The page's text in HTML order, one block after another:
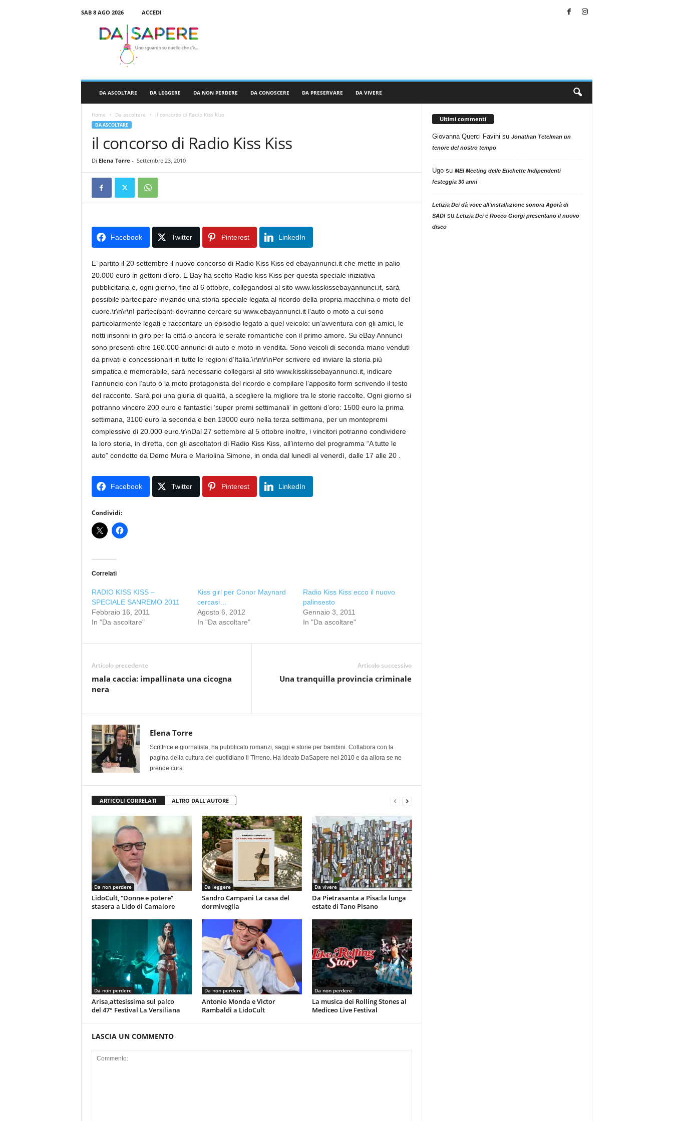
SAB 8 AGO 2026
ACCEDI
DA ASCOLTARE DA LEGGERE DA NON PERDERE DA CONOSCERE DA PRESERVARE DA VIVERE
Home Da ascoltare il concorso di Radio Kiss Kiss
DA ASCOLTARE
il concorso di Radio Kiss Kiss
Di Elena Torre - Settembre 23, 2010
Facebook Twitter Pinterest LinkedIn
E’ partito il 20 settembre il nuovo concorso di Radio Kiss Kiss ed ebayannunci.it che mette in palio
20.000 euro in gettoni d’oro. E Bay ha scelto Radio kiss Kiss per questa speciale iniziativa
pubblicitaria e, ogni giorno, fino al 6 ottobre, collegandosi al sito www.kisskissebayannunci.it, sarà
possibile partecipare inviando una storia speciale legata al ricordo della propria macchina o moto del
cuore.\r\n\r\nI partecipanti dovranno cercare su www.ebayannunci.it l’auto o moto a cui sono
particolarmente legati e raccontare un episodio legato a quel veicolo: un’avventura con gli amici, le
notti insonni in giro per la città o ancora le serate romantiche con il primo amore. Su eBay Annunci
sono presenti oltre 160.000 annunci di auto e moto in vendita. Sono veicoli di seconda mano venduti
da privati e concessionari in tutte le regioni d’Italia.\r\n\r\nPer scrivere ed inviare la storia più
simpatica e memorabile, sarà necessario collegarsi al sito www.kisskissebayannunci.it, indicare
l’annuncio con l’auto o la moto protagonista del ricordo e compilare l’apposito form scrivendo il testo
del racconto. Sarà poi una giuria di qualità, a scegliere la migliore tra le storie raccolte. Ogni giorno si
potranno vincere 200 euro e fantastici ‘super premi settimanali’ in gettoni d’oro: 1500 euro la prima
settimana, 3100 euro la seconda e ben 13000 euro nella terza settimana, per un montepremi
complessivo di 20.000 euro.\r\nDal 27 settembre al 5 ottobre inoltre, i vincitori potranno condividere
la loro storia, in diretta, con gli ascoltatori di Radio Kiss Kiss, all’interno del programma “A tutte le
auto” condotto da Demo Mura e Mariolina Simone, in onda dal lunedì al venerdì, dalle 17 alle 20 .
Facebook Twitter Pinterest LinkedIn
Condividi:
Correlati
RADIO KISS KISS –
SPECIALE SANREMO 2011
Febbraio 16, 2011
In "Da ascoltare"
Kiss girl per Conor Maynard
cercasi…
Agosto 6, 2012
In "Da ascoltare"
Radio Kiss Kiss ecco il nuovo
palinsesto
Gennaio 3, 2011
In "Da ascoltare"
Articolo precedente
mala caccia: impallinata una cicogna
nera
Articolo successivo
Una tranquilla provincia criminale
Elena Torre
Scrittrice e giornalista, ha pubblicato romanzi, saggi e storie per bambini. Collabora con la
pagina della cultura del quotidiano Il Tirreno. Ha ideato DaSapere nel 2010 e da allora se ne
prende cura.
ARTICOLI CORRELATI ALTRO DALL'AUTORE
Da non perdere
LidoCult, “Donne e potere”
stasera a Lido di Camaiore
Da leggere
Sandro Campani La casa del
dormiveglia
Da vivere
Da Pietrasanta a Pisa:la lunga
estate di Tano Pisano
Da non perdere
Arisa,attesissima sul palco
del 47° Festival La Versiliana
Da non perdere
Antonio Monda e Victor
Rambaldi a LidoCult
Da non perdere
La musica dei Rolling Stones al
Mediceo Live Festival
LASCIA UN COMMENTO
Ultimi commenti
Giovanna Querci Favini su Jonathan Tetelman un
tenore del nostro tempo
Ugosu MEI Meeting delle Etichette Indipendenti
festeggia 30 anni
Letizia Dei dà voce all'installazione sonora Agorà di
SADIsu Letizia Dei e Rocco Giorgi presentano il nuovo
disco